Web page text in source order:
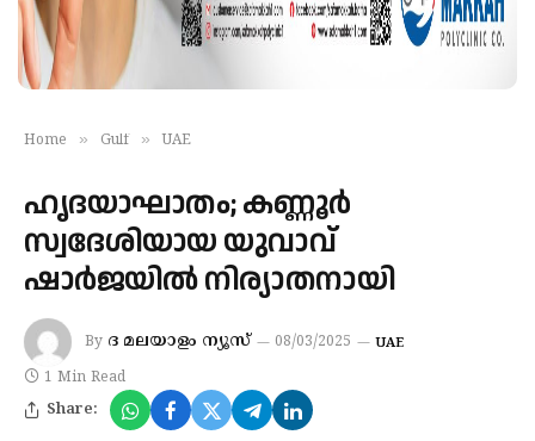
Home » Gulf » UAE
ഹൃദയാഘാതം; കണ്ണൂർ
സ്വദേശിയായ യുവാവ്
ഷാർജയിൽ നിര്യാതനായി
By ദ മലയാളം ന്യൂസ് 08/03/2025 UAE
1 Min Read
Share: